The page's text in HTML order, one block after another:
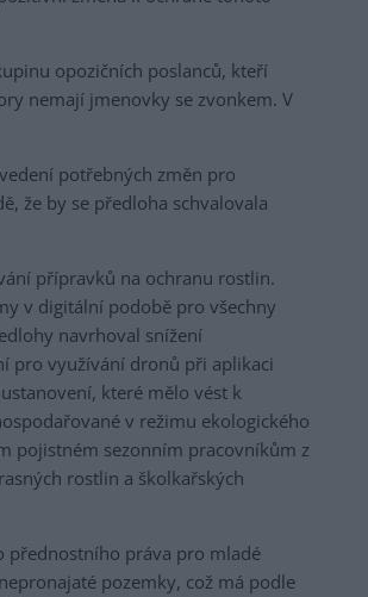
opozičních poslanců, kteří
nemají jmenovky se zvonkem. V
potřebných změn pro
že by se předloha schvalovala
přípravků na ochranu rostlin.
v digitální podobě pro všechny
navrhoval snížení
pro využívání dronů při aplikaci
které mělo vést k
v režimu ekologického
pojistném sezonním pracovníkům z
rostlin a školkařských
přednostního práva pro mladé
pozemky, což má podle